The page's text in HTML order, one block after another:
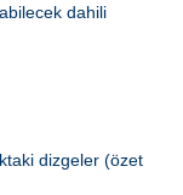
dahili
dizgeler (özet